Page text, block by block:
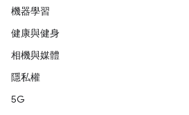
機器學習
健康與健身
相機與媒體
隱私權
5G